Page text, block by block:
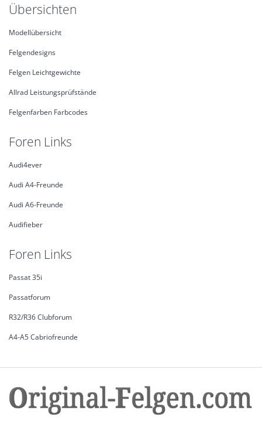
Übersichten
Modellübersicht
Felgendesigns
Felgen Leichtgewichte
Allrad Leistungsprüfstände
Felgenfarben Farbcodes
Foren Links
Audi4ever
Audi A4-Freunde
Audi A6-Freunde
Audifieber
Foren Links
Passat 35i
Passatforum
R32/R36 Clubforum
A4-A5 Cabriofreunde